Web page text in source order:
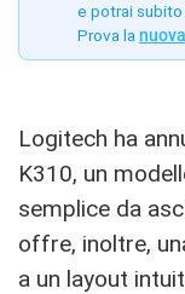
e potrai subito
Prova la
Logitech ha
K310, un
semplice da
offre, inoltre,
a un layout